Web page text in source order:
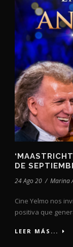
DE
24 Ago 20 / Marina
Cine Yelmo nos
positiva que
LEER MÁS...